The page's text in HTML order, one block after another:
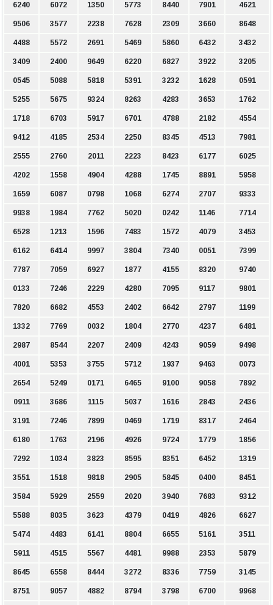
6240 6072 1350 5773 8440 7901 4621
9506 3577 2238 7628 2309 3660 8648
4488 5572 2691 5469 5860 6432 3432
3409 2400 9649 6220 6827 3922 3205
0545 5088 5818 5391 3232 1628 0591
5255 5675 9324 8263 4283 3653 1762
1718 6703 5917 6701 4788 2182 4554
9412 4185 2534 2250 8345 4513 7981
2555 2760 2011 2223 8423 6177 6025
4202 1558 4904 4288 1745 8891 5958
1659 6087 0798 1068 6274 2707 9333
9938 1984 7762 5020 0242 1146 7714
6528 1213 1596 7483 1572 4079 3453
6162 6414 9997 3804 7340 0051 7399
7787 7059 6927 1877 4155 8320 9740
0133 7246 2229 4280 7095 9117 9801
7820 6682 4553 2402 6642 2797 1199
1332 7769 0032 1804 2770 4237 6481
2987 8544 2207 2409 4243 9059 9498
4001 5353 3755 5712 1937 9463 0073
2654 5249 0171 6465 9100 9058 7892
0911 3686 1115 5037 1616 2843 2436
3191 7246 7899 0469 1719 8317 2464
6180 1763 2196 4926 9724 1779 1856
7292 1034 3823 8595 8351 6452 1319
3551 1518 9818 2905 5845 0400 8451
3584 5929 2559 2020 3940 7683 9312
5588 8035 3623 4379 0419 4826 6627
5474 4483 6141 8804 6655 5161 3511
5911 4515 5567 4481 9988 2353 5879
8645 6558 8444 3272 8336 7759 3145
8751 9057 4882 8794 3798 6700 9968